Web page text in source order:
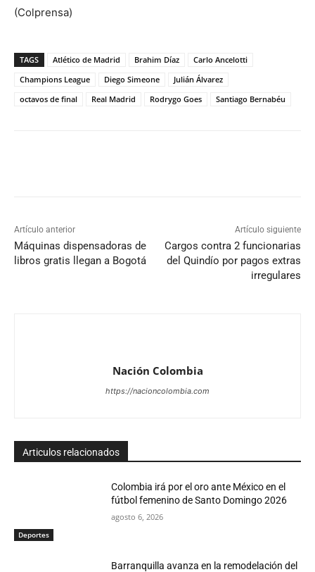
(Colprensa)
TAGS Atlético de Madrid Brahim Díaz
Carlo Ancelotti
Champions League
Diego Simeone
Julián Álvarez
octavos de final
Real Madrid Rodrygo Goes Santiago Bernabéu
Artículo anterior
Máquinas dispensadoras de
libros gratis llegan a Bogotá
Artículo siguiente
Cargos contra 2 funcionarias
del Quindío por pagos extras
irregulares
Nación Colombia
https://nacioncolombia.com
Articulos relacionados
Deportes
Colombia irá por el oro ante México en el
fútbol femenino de Santo Domingo 2026
agosto 6, 2026
Barranquilla avanza en la remodelación del